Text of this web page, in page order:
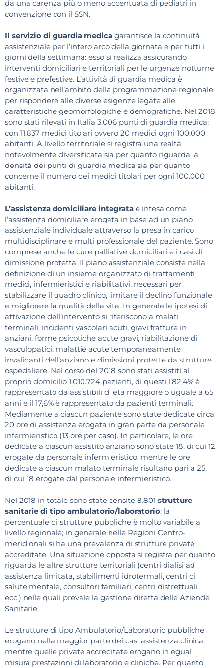
da una carenza più o meno accentuata di pediatri in
convenzione con il SSN.
Il servizio di guardia medica garantisce la continuità
assistenziale per l’intero arco della giornata e per tutti i
giorni della settimana: esso si realizza assicurando
interventi domiciliari e territoriali per le urgenze notturne
festive e prefestive. L’attività di guardia medica è
organizzata nell’ambito della programmazione regionale
per rispondere alle diverse esigenze legate alle
caratteristiche geomorfologiche e demografiche. Nel 2018
sono stati rilevati in Italia 3.006 punti di guardia medica;
con 11.837 medici titolari ovvero 20 medici ogni 100.000
abitanti. A livello territoriale si registra una realtà
notevolmente diversificata sia per quanto riguarda la
densità dei punti di guardia medica sia per quanto
concerne il numero dei medici titolari per ogni 100.000
abitanti.
L’assistenza domiciliare integrata è intesa come
l’assistenza domiciliare erogata in base ad un piano
assistenziale individuale attraverso la presa in carico
multidisciplinare e multi professionale del paziente. Sono
comprese anche le cure palliative domiciliari e i casi di
dimissione protetta. Il piano assistenziale consiste nella
definizione di un insieme organizzato di trattamenti
medici, infermieristici e riabilitativi, necessari per
stabilizzare il quadro clinico, limitare il declino funzionale
e migliorare la qualità della vita. In generale le ipotesi di
attivazione dell’intervento si riferiscono a malati
terminali, incidenti vascolari acuti, gravi fratture in
anziani, forme psicotiche acute gravi, riabilitazione di
vasculopatici, malattie acute temporaneamente
invalidanti dell’anziano e dimissioni protette da strutture
ospedaliere. Nel corso del 2018 sono stati assistiti al
proprio domicilio 1.010.724 pazienti, di questi l’82,4% è
rappresentato da assistibili di età maggiore o uguale a 65
anni e il 17,6% è rappresentato da pazienti terminali.
Mediamente a ciascun paziente sono state dedicate circa
20 ore di assistenza erogata in gran parte da personale
infermieristico (13 ore per caso). In particolare, le ore
dedicate a ciascun assistito anziano sono state 18, di cui 12
erogate da personale infermieristico, mentre le ore
dedicate a ciascun malato terminale risultano pari a 25,
di cui 18 erogate dal personale infermieristico.
Nel 2018 in totale sono state censite 8.801 strutture
sanitarie di tipo ambulatorio/laboratorio: la
percentuale di strutture pubbliche è molto variabile a
livello regionale; in generale nelle Regioni Centro-
meridionali si ha una prevalenza di strutture private
accreditate. Una situazione opposta si registra per quanto
riguarda le altre strutture territoriali (centri dialisi ad
assistenza limitata, stabilimenti idrotermali, centri di
salute mentale, consultori familiari, centri distrettuali
ecc.) nelle quali prevale la gestione diretta delle Aziende
Sanitarie.
Le strutture di tipo Ambulatorio/Laboratorio pubbliche
erogano nella maggior parte dei casi assistenza clinica,
mentre quelle private accreditate erogano in egual
misura prestazioni di laboratorio e cliniche. Per quanto